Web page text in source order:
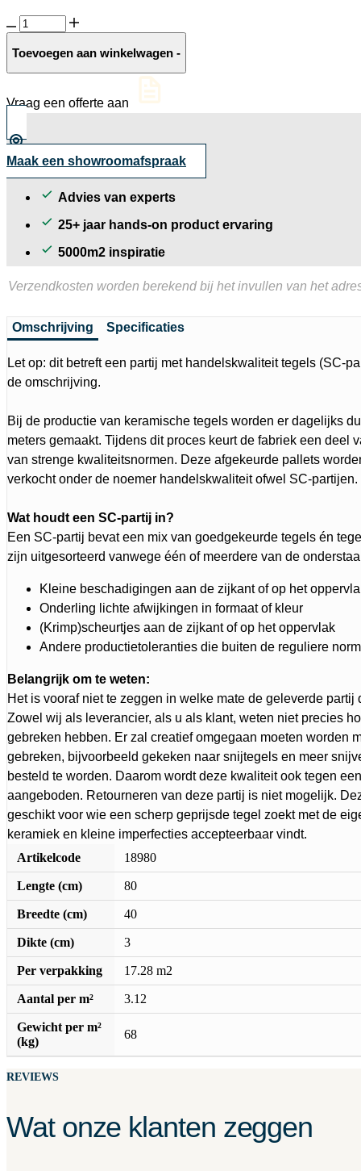
Ceramica
Cementa
taupe
Toevoegen aan winkelwagen -
Vraag een offerte aan
Maak een showroomafspraak
Advies van experts
25+ jaar hands-on product ervaring
5000m2 inspiratie
Verzendkosten worden berekend bij het invullen van het
Omschrijving Specificaties
Let op: dit betreft een partij met handelskwaliteit tegels (SC-
de omschrijving.
Bij de productie van keramische tegels worden er dagelijks
meters gemaakt. Tijdens dit proces keurt de fabriek een deel
van strenge kwaliteitsnormen. Deze afgekeurde pallets
verkocht onder de noemer handelskwaliteit ofwel SC-partijen.
Wat houdt een SC-partij in?
Een SC-partij bevat een mix van goedgekeurde tegels én
zijn uitgesorteerd vanwege één of meerdere van de
Kleine beschadigingen aan de zijkant of op het
Onderling lichte afwijkingen in formaat of kleur
(Krimp)scheurtjes aan de zijkant of op het oppervlak
Andere productietoleranties die buiten de reguliere
Belangrijk om te weten:
Het is vooraf niet te zeggen in welke mate de geleverde partij
Zowel wij als leverancier, als u als klant, weten niet precies
gebreken hebben. Er zal creatief omgegaan moeten worden
gebreken, bijvoorbeeld gekeken naar snijtegels en meer
besteld te worden. Daarom wordt deze kwaliteit ook tegen
aangeboden. Retourneren van deze partij is niet mogelijk.
geschikt voor wie een scherp geprijsde tegel zoekt met de
keramiek en kleine imperfecties accepteerbaar vindt.
Artikelcode
18980
Lengte (cm) 80
Breedte (cm) 40
Dikte (cm) 3
Per verpakking 17.28 m2
Aantal per m² 3.12
Gewicht per m²
(kg)
68
REVIEWS
Wat onze klanten zeggen